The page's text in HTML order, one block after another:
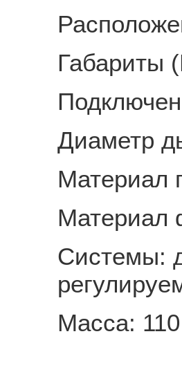
Габариты
Диаметр
Материал
Материал
Системы:
Масса: 110